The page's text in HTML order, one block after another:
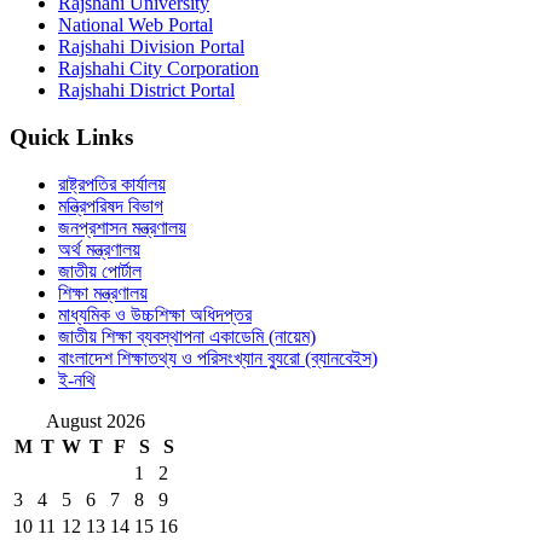
National Web Portal
Rajshahi Division Portal
Rajshahi City Corporation
Rajshahi District Portal
Quick Links
রাষ্ট্রপতির কার্যালয়
মন্ত্রিপরিষদ বিভাগ
জনপ্রশাসন মন্ত্রণালয়
অর্থ মন্ত্রণালয়
জাতীয় পোর্টাল
শিক্ষা মন্ত্রণালয়
মাধ্যমিক ও উচ্চশিক্ষা অধিদপ্তর
জাতীয় শিক্ষা ব্যবস্থাপনা একাডেমি (নায়েম)
বাংলাদেশ শিক্ষাতথ্য ও পরিসংখ্যান ব্যুরো (ব্যানবেইস)
ই-নথি
August 2026
M T W T F S
S
1
2
3
4 5 6 7 8
9
10 11 12 13 14 15 16